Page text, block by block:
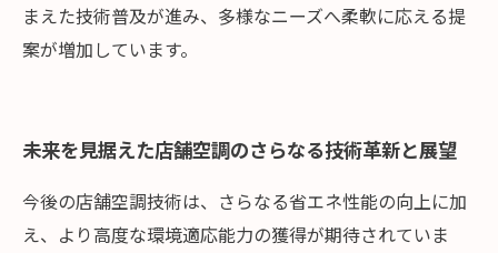
まえた技術普及が進み、多様なニーズへ柔軟に応える提
案が増加しています。
未来を見据えた店舗空調のさらなる技術革新と展望
今後の店舗空調技術は、さらなる省エネ性能の向上に加
え、より高度な環境適応能力の獲得が期待されていま